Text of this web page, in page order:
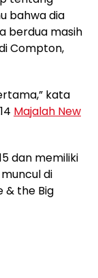
bahwa dia
berdua masih
Compton,
kata
Majalah New
dan memiliki
di
& the Big